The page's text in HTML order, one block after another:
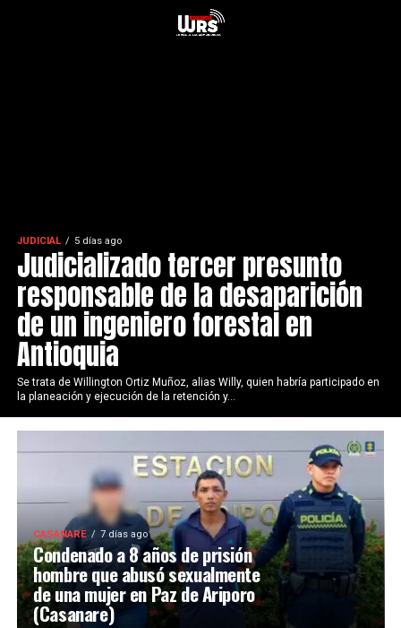
JUDICIAL 5 días ago
Judicializado tercer presunto
responsable de la desaparición
de un ingeniero forestal en
Antioquia
Se trata de Willington Ortiz Muñoz, alias Willy, quien habría participado en
la planeación y ejecución de la retención y...
CASANARE 7 días ago
Condenado a 8 años de prisión
hombre que abusó sexualmente
de una mujer en Paz de Ariporo
(Casanare)